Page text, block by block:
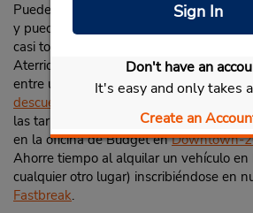
Sign In
Don't have an
It's easy and only takes
Create an
Puede llegar a la Ciudad de la Milla en
y puede utilizar Budget Car Rental para
casi todos los puntos de viaje más
Aterrice en el
Aeropuerto Internacional
entre una
variedad de vehículos de
descuento para empresas pequeñas
las tarifas base. Llegue en tren y retire
en la oficina de Budget enDowntown-
Ahorre tiempo al alquilar un vehículo en
cualquier otro lugar) inscribiéndose en
Fastbreak.